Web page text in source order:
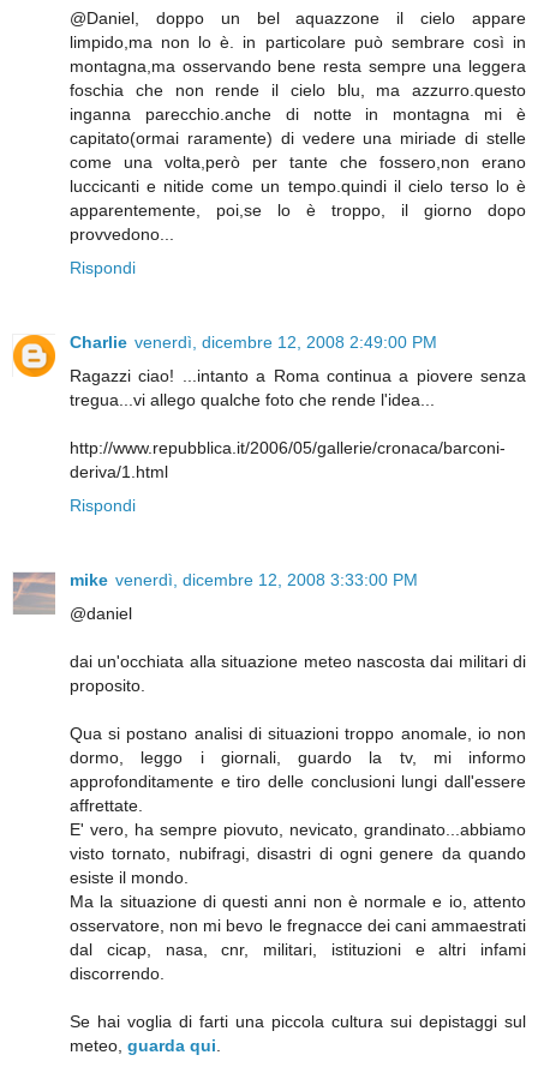
@Daniel, doppo un bel aquazzone il cielo appare
limpido,ma non lo è. in particolare può sembrare così in
montagna,ma osservando bene resta sempre una leggera
foschia che non rende il cielo blu, ma azzurro.questo
inganna parecchio.anche di notte in montagna mi è
capitato(ormai raramente) di vedere una miriade di stelle
come una volta,però per tante che fossero,non erano
luccicanti e nitide come un tempo.quindi il cielo terso lo è
apparentemente, poi,se lo è troppo, il giorno dopo
provvedono...
Rispondi
Charlie venerdì, dicembre 12, 2008 2:49:00 PM
Ragazzi ciao! ...intanto a Roma continua a piovere senza
tregua...vi allego qualche foto che rende l'idea...
http://www.repubblica.it/2006/05/gallerie/cronaca/barconi-
deriva/1.html
Rispondi
mike venerdì, dicembre 12, 2008 3:33:00 PM
@daniel
dai un'occhiata alla situazione meteo nascosta dai militari di
proposito.
Qua si postano analisi di situazioni troppo anomale, io non
dormo, leggo i giornali, guardo la tv, mi informo
approfonditamente e tiro delle conclusioni lungi dall'essere
affrettate.
E' vero, ha sempre piovuto, nevicato, grandinato...abbiamo
visto tornato, nubifragi, disastri di ogni genere da quando
esiste il mondo.
Ma la situazione di questi anni non è normale e io, attento
osservatore, non mi bevo le fregnacce dei cani ammaestrati
dal cicap, nasa, cnr, militari, istituzioni e altri infami
discorrendo.
Se hai voglia di farti una piccola cultura sui depistaggi sul
meteo, guarda qui